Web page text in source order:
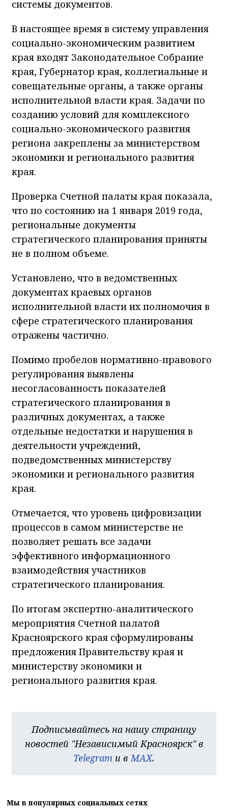
системы документов.
В настоящее время в систему управления
социально-экономическим развитием
края входят Законодательное Собрание
края, Губернатор края, коллегиальные и
совещательные органы, а также органы
исполнительной власти края. Задачи по
созданию условий для комплексного
социально-экономического развития
региона закреплены за министерством
экономики и регионального развития
края.
Проверка Счетной палаты края показала,
что по состоянию на 1 января 2019 года,
региональные документы
стратегического планирования приняты
не в полном объеме.
Установлено, что в ведомственных
документах краевых органов
исполнительной власти их полномочия в
сфере стратегического планирования
отражены частично.
Помимо пробелов нормативно-правового
регулирования выявлены
несогласованность показателей
стратегического планирования в
различных документах, а также
отдельные недостатки и нарушения в
деятельности учреждений,
подведомственных министерству
экономики и регионального развития
края.
Отмечается, что уровень цифровизации
процессов в самом министерстве не
позволяет решать все задачи
эффективного информационного
взаимодействия участников
стратегического планирования.
По итогам экспертно-аналитического
мероприятия Счетной палатой
Красноярского края сформулированы
предложения Правительству края и
министерству экономики и
регионального развития края.
Подписывайтесь на нашу страницу
новостей "Независимый Красноярск" в
Telegram и в MAX.
Мы в популярных социальных сетях